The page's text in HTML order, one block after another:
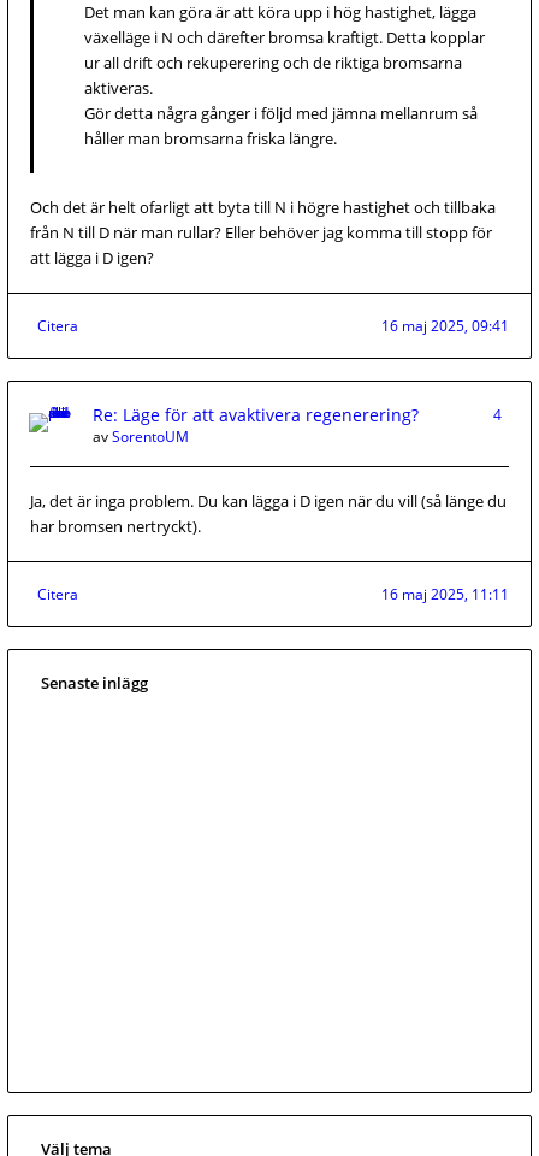
Det man kan göra är att köra upp i hög hastighet, lägga
växelläge i N och därefter bromsa kraftigt. Detta kopplar
ur all drift och rekuperering och de riktiga bromsarna
aktiveras.
Gör detta några gånger i följd med jämna mellanrum så
håller man bromsarna friska längre.
Och det är helt ofarligt att byta till N i högre hastighet och tillbaka
från N till D när man rullar? Eller behöver jag komma till stopp för
att lägga i D igen?
Citera 16 maj 2025, 09:41
Re: Läge för att avaktivera regenerering?
4
avSorentoUM
Ja, det är inga problem. Du kan lägga i D igen när du vill (så länge du
har bromsen nertryckt).
Citera 16 maj 2025, 11:11
Senaste inlägg
Välj tema